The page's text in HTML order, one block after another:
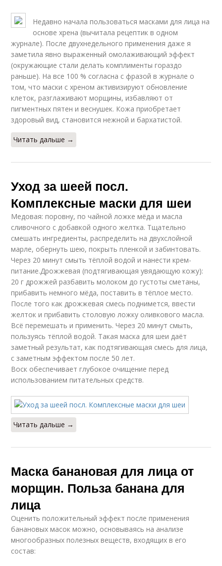
Недавно начала пользоваться масками для лица на
основе хрена (вычитала рецептик в одном
журнале). После двухнедельного применения даже я
заметила явно выраженный омолаживающий эффект
(окружающие стали делать комплименты гораздо
раньше). На все 100 % согласна с фразой в журнале о
том, что маски с хреном активизируют обновление
клеток, разглаживают морщины, избавляют от
пигментных пятен и веснушек. Кожа приобретает
здоровый вид, становится нежной и бархатистой.
Читать дальше →
Уход за шеей посл.
Комплексные маски для шеи
Медовая: поровну, по чайной ложке мёда и масла
сливочного с добавкой одного желтка. Тщательно
смешать ингредиенты, распределить на двухслойной
марле, обернуть шею, покрыть пленкой и забинтовать.
Через 20 минут смыть тёплой водой и нанести крем-
питание.Дрожжевая (подтягивающая увядающую кожу):
20 г дрожжей разбавить молоком до густоты сметаны,
прибавить немного мёда, поставить в тёплое место.
После того как дрожжевая смесь поднимется, ввести
желток и прибавить столовую ложку оливкового масла.
Всё перемешать и применить. Через 20 минут смыть,
пользуясь тёплой водой. Такая маска для шеи даёт
заметный результат, как подтягивающая смесь для лица,
с заметным эффектом после 50 лет.
Воск обеспечивает глубокое очищение перед
использованием питательных средств.
Читать дальше →
Маска банановая для лица от
морщин. Польза банана для
лица
Оценить положительный эффект после применения
банановых масок можно, основываясь на анализе
многообразных полезных веществ, входящих в его
состав: